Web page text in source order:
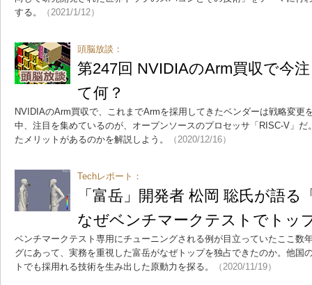
する。
（2021/1/12）
頭脳放談：
第247回 NVIDIAのArm買収で今
て何？
NVIDIAのArm買収で、これまでArmを採用してきたベンダーは戦略変更
中、注目を集めているのが、オープンソースのプロセッサ「RISC-V」
たメリットがあるのかを解説しよう。
（2020/12/16）
Techレポート：
「富岳」開発者 松岡 聡氏が語る
なぜベンチマークテストでトッ
ベンチマークテスト専用にチューニングされる例が目立っていたここ数
グにあって、実務を重視した富岳がなぜトップを独占できたのか。他国
トでも採用れる技術を生み出した原動力を探る。
（2020/11/19）